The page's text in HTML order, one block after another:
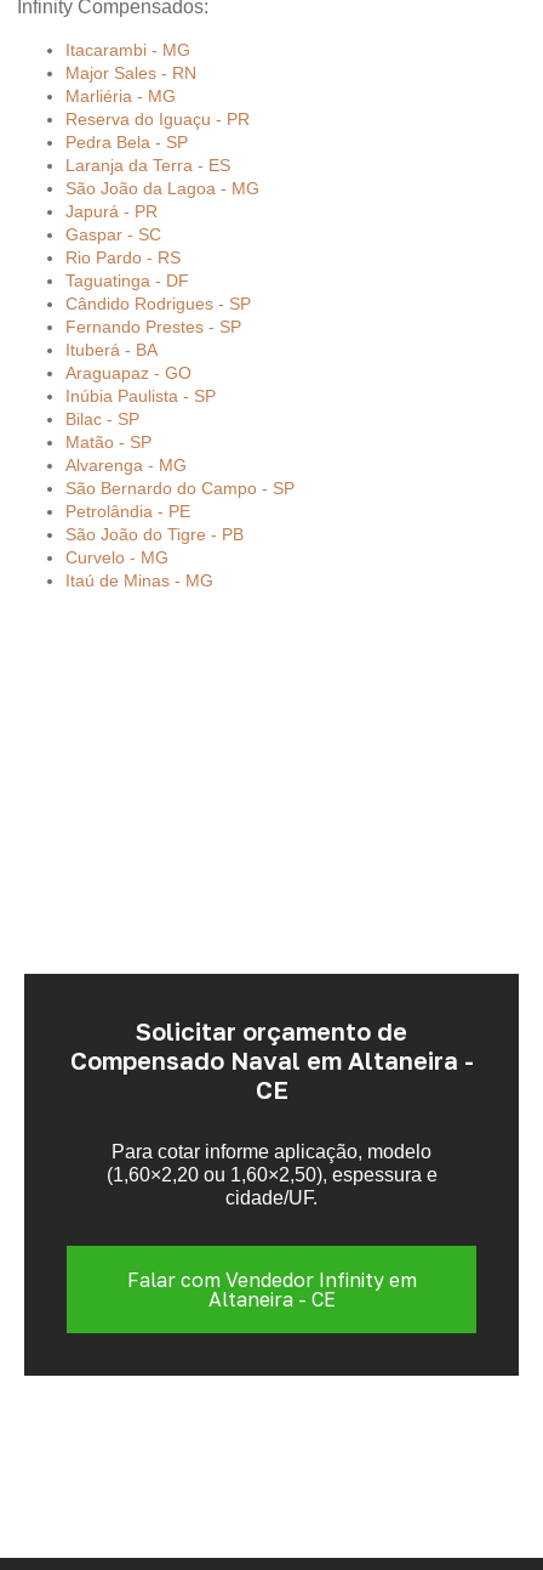
Infinity Compensados:
Itacarambi - MG
Major Sales - RN
Marliéria - MG
Reserva do Iguaçu - PR
Pedra Bela - SP
Laranja da Terra - ES
São João da Lagoa - MG
Japurá - PR
Gaspar - SC
Rio Pardo - RS
Taguatinga - DF
Cândido Rodrigues - SP
Fernando Prestes - SP
Ituberá - BA
Araguapaz - GO
Inúbia Paulista - SP
Bilac - SP
Matão - SP
Alvarenga - MG
São Bernardo do Campo - SP
Petrolândia - PE
São João do Tigre - PB
Curvelo - MG
Itaú de Minas - MG
Solicitar orçamento de
Compensado Naval em Altaneira -
CE
Para cotar informe aplicação, modelo
(1,60×2,20 ou 1,60×2,50), espessura e
cidade/UF.
Falar com Vendedor Infinity em
Altaneira - CE